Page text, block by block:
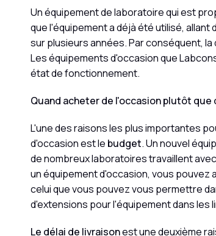
Un équipement de laboratoire qui est
que l'équipement a déjà été utilisé, allant
sur plusieurs années. Par conséquent,
Les équipements d'occasion que
état de fonctionnement.
Quand acheter de l'occasion plutôt que
L'une des raisons les plus importantes
d'occasion est le budget. Un nouvel
de nombreux laboratoires travaillent
un équipement d'occasion, vous pouvez
celui que vous pouvez vous permettre
d'extensions pour l'équipement dans les
Le délai de livraisonest une deuxième